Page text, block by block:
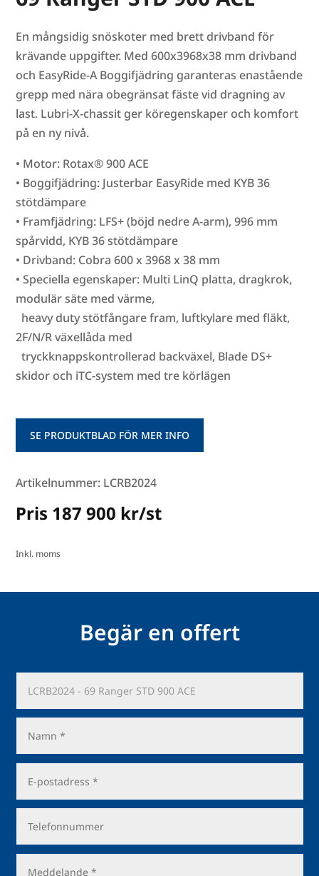
En mångsidig snöskoter med brett drivband för
krävande uppgifter. Med 600x3968x38 mm drivband
och EasyRide-A Boggifjädring garanteras enastående
grepp med nära obegränsat fäste vid dragning av
last. Lubri-X-chassit ger köregenskaper och komfort
på en ny nivå.
• Motor: Rotax® 900 ACE
• Boggifjädring: Justerbar EasyRide med KYB 36
stötdämpare
• Framfjädring: LFS+ (böjd nedre A-arm), 996 mm
spårvidd, KYB 36 stötdämpare
• Drivband: Cobra 600 x 3968 x 38 mm
• Speciella egenskaper: Multi LinQ platta, dragkrok,
modulär säte med värme,
heavy duty stötfångare fram, luftkylare med fläkt,
2F/N/R växellåda med
tryckknappskontrollerad backväxel, Blade DS+
skidor och iTC-system med tre körlägen
SE PRODUKTBLAD FÖR MER INFO
Artikelnummer: LCRB2024
Pris 187 900 kr/st
Inkl. moms
Begär en offert